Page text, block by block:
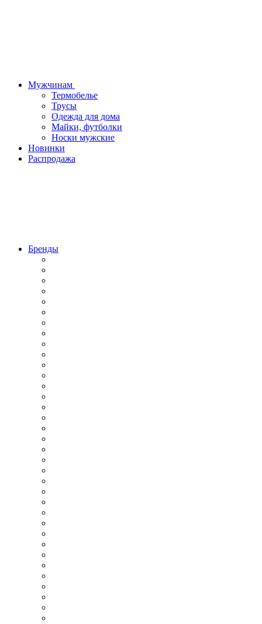
Мужчинам
Термобелье
Трусы
Одежда для дома
Майки, футболки
Носки мужские
Новинки
Распродажа
Бренды